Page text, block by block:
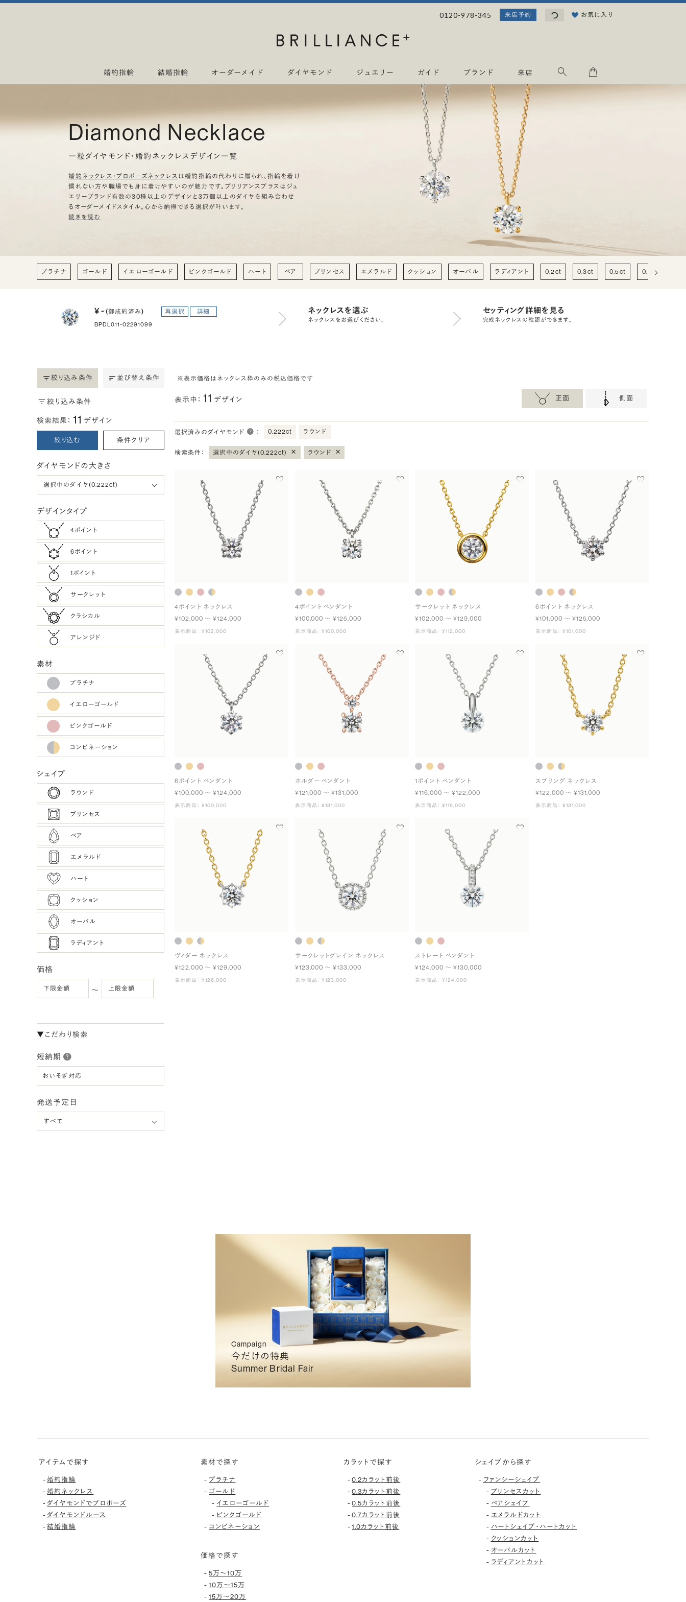
0120-978-345 来店予約
.
.
お気に入り
婚約指輪 結婚指輪 オーダーメイド ダイヤモンド ジュエリー ガイド ブランド 来店
Diamond Necklace
一粒ダイヤモンド・婚約ネックレスデザイン一覧
婚約ネックレス・プロポーズネックレス は婚約指輪の代わりに贈られ、指輪を着け
慣れない方や職場でも身に着けやすいのが魅力です。ブリリアンスプラスはジュ
エリーブランド有数の30種以上のデザインと3万個以上のダイヤを組み合わせ
るオーダーメイドスタイル。心から納得できる選択が叶います。
続きを読む
プラチナ ゴールド イエローゴールド ピンクゴールド ハート ペア プリンセス エメラルド クッション オーバル ラディアント 0.2ct 0.3ct 0.5ct 0.7ct
¥ - (御成約済み) 再選択 詳細
BPDL011-02291099
ネックレスを選ぶ
ネックレスをお選びください。
セッティング詳細を見る
完成ネックレスの確認ができます。
絞り込み条件 並び替え条件
絞り込み条件
検索結果： 11 デザイン
絞り込む 条件クリア
ダイヤモンドの大きさ
デザインタイプ
4ポイント
6ポイント
1ポイント
サークレット
クラシカル
アレンジド
素材
プラチナ
イエローゴールド
ピンクゴールド
コンビネーション
シェイプ
ラウンド
プリンセス
ペア
エメラルド
ハート
クッション
オーバル
ラディアント
価格
〜
▼こだわり検索
短納期
おいそぎ対応
発送予定日
※表示価格はネックレス枠のみの税込価格です
表示中： 11 デザイン 正面 側面
選択済みのダイヤモンド ： 0.222ct ラウンド
検索条件： 選択中のダイヤ(0.222ct) × ラウンド ×
4ポイント ネックレス
¥102,000 〜 ¥124,000
表示商品： ¥102,000
4ポイント ペンダント
¥100,000 〜 ¥125,000
表示商品： ¥100,000
サークレット ネックレス
¥102,000 〜 ¥129,000
表示商品： ¥112,000
6ポイント ネックレス
¥101,000 〜 ¥125,000
表示商品： ¥101,000
6ポイント ペンダント
¥100,000 〜 ¥124,000
表示商品： ¥100,000
ホルダー ペンダント
¥121,000 〜 ¥131,000
表示商品： ¥131,000
1ポイント ペンダント
¥116,000 〜 ¥122,000
表示商品： ¥116,000
スプリング ネックレス
¥122,000 〜 ¥131,000
表示商品： ¥131,000
ヴィダー ネックレス
¥122,000 〜 ¥129,000
表示商品： ¥126,000
サークレットグレイン ネックレス
¥123,000 〜 ¥133,000
表示商品： ¥123,000
ストレート ペンダント
¥124,000 〜 ¥130,000
表示商品： ¥124,000
Campaign
今だけの特典
Summer Bridal Fair
アイテムで探す
-婚約指輪
-婚約ネックレス
-ダイヤモンドでプロポーズ
-ダイヤモンドルース
-結婚指輪
素材で探す
- プラチナ
- ゴールド
- イエローゴールド
- ピンクゴールド
- コンビネーション
価格で探す
-5万〜10万
-10万〜15万
-15万〜20万
カラットで探す
-0.2カラット前後
-0.3カラット前後
-0.5カラット前後
-0.7カラット前後
-1.0カラット前後
シェイプから探す
- ファンシーシェイプ
- プリンセスカット
- ペアシェイプ
- エメラルドカット
- ハートシェイプ・ハートカット
- クッションカット
- オーバルカット
- ラディアントカット